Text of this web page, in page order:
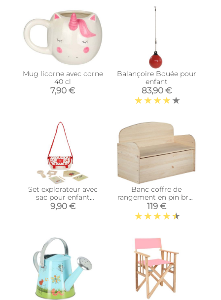
Mug licorne avec corne
40 cl
7,90 €
Balançoire Bouée pour
enfant
83,90 €
Set explorateur avec
sac pour enfant
(Insectes)
9,90 €
Banc coffre de
rangement en pin brut
78 litres
119 €